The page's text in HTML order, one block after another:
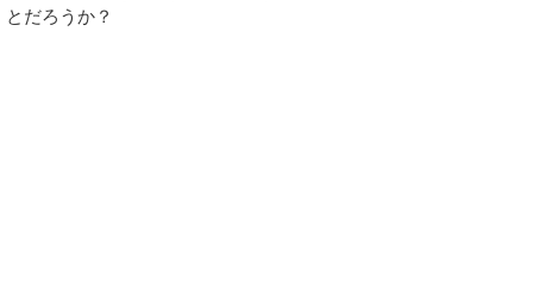
とだろうか？